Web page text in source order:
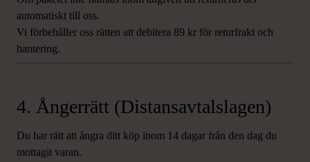
automatiskt till oss.
Vi förbehåller oss rätten att debitera 89 kr för returfrakt och
hantering.
4. Ångerrätt (Distansavtalslagen)
Du har rätt att ångra ditt köp inom 14 dagar från den dag du
mottagit varan.